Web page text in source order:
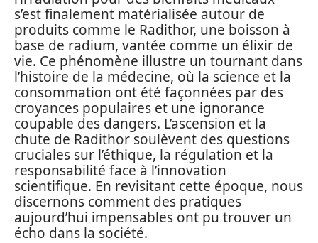
s’est finalement matérialisée autour de
produits comme le Radithor, une boisson à
base de radium, vantée comme un élixir de
vie. Ce phénomène illustre un tournant dans
l’histoire de la médecine, où la science et la
consommation ont été façonnées par des
croyances populaires et une ignorance
coupable des dangers. L’ascension et la
chute de Radithor soulèvent des questions
cruciales sur l’éthique, la régulation et la
responsabilité face à l’innovation
scientifique. En revisitant cette époque, nous
discernons comment des pratiques
aujourd’hui impensables ont pu trouver un
écho dans la société.